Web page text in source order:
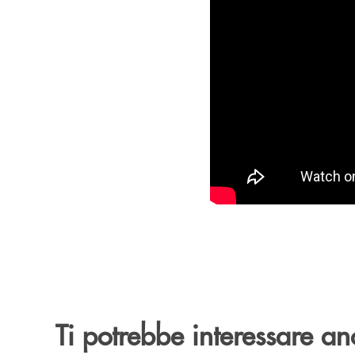
Ti potrebbe interessare